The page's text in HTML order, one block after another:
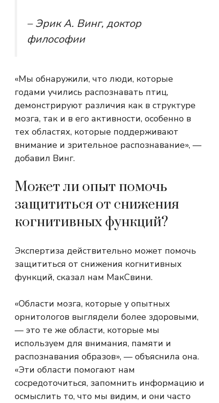
– Эрик А. Винг, доктор
философии
«Мы обнаружили, что люди, которые
годами учились распознавать птиц,
демонстрируют различия как в структуре
мозга, так и в его активности, особенно в
тех областях, которые поддерживают
внимание и зрительное распознавание», —
добавил Винг.
Может ли опыт помочь
защититься от снижения
когнитивных функций?
Экспертиза действительно может помочь
защититься от снижения когнитивных
функций, сказал нам МакСвини.
«Области мозга, которые у опытных
орнитологов выглядели более здоровыми,
— это те же области, которые мы
используем для внимания, памяти и
распознавания образов», — объяснила она.
«Эти области помогают нам
сосредоточиться, запомнить информацию и
осмыслить то, что мы видим, и они часто